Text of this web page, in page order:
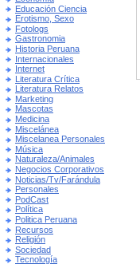
Educación Ciencia
Erotismo, Sexo
Fotologs
Gastronomia
Historia Peruana
Internacionales
Internet
Literatura Crítica
Literatura Relatos
Marketing
Mascotas
Medicina
Miscelánea
Miscelanea Personales
Música
Naturaleza/Animales
Negocios Corporativos
Noticias/Tv/Farándula
Personales
PodCast
Política
Politica Peruana
Recursos
Religión
Sociedad
Tecnología